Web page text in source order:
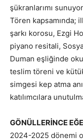
şükranlarımı
Tören kapsamında;
şarkı korosu, Ezgi
piyano resitali,
Duman eşliğinde
teslim töreni ve
simgesi kep atma
katılımcılara
GÖNÜLLERİNCE
2024-2025 dönemi